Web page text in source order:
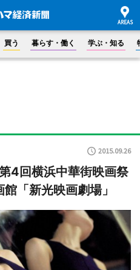
買う 暮らす・働く 学ぶ・知る
2015.09.26
4回横浜中華街映画祭
「新光映画劇場」